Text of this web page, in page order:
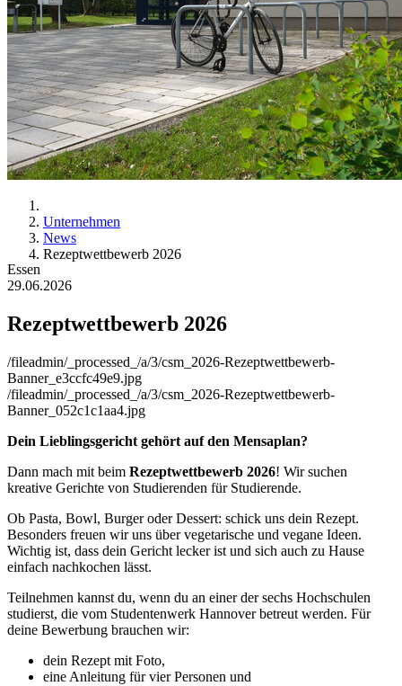
Unternehmen
News
Rezeptwettbewerb 2026
Essen
29.06.2026
Rezeptwettbewerb 2026
/fileadmin/_processed_/a/3/csm_2026-Rezeptwettbewerb-
Banner_e3ccfc49e9.jpg
/fileadmin/_processed_/a/3/csm_2026-Rezeptwettbewerb-
Banner_052c1c1aa4.jpg
Dein Lieblingsgericht gehört auf den Mensaplan?
Dann mach mit beim Rezeptwettbewerb 2026! Wir suchen
kreative Gerichte von Studierenden für Studierende.
Ob Pasta, Bowl, Burger oder Dessert: schick uns dein Rezept.
Besonders freuen wir uns über vegetarische und vegane Ideen.
Wichtig ist, dass dein Gericht lecker ist und sich auch zu Hause
einfach nachkochen lässt.
Teilnehmen kannst du, wenn du an einer der sechs Hochschulen
studierst, die vom Studentenwerk Hannover betreut werden. Für
deine Bewerbung brauchen wir:
dein Rezept mit Foto,
eine Anleitung für vier Personen und